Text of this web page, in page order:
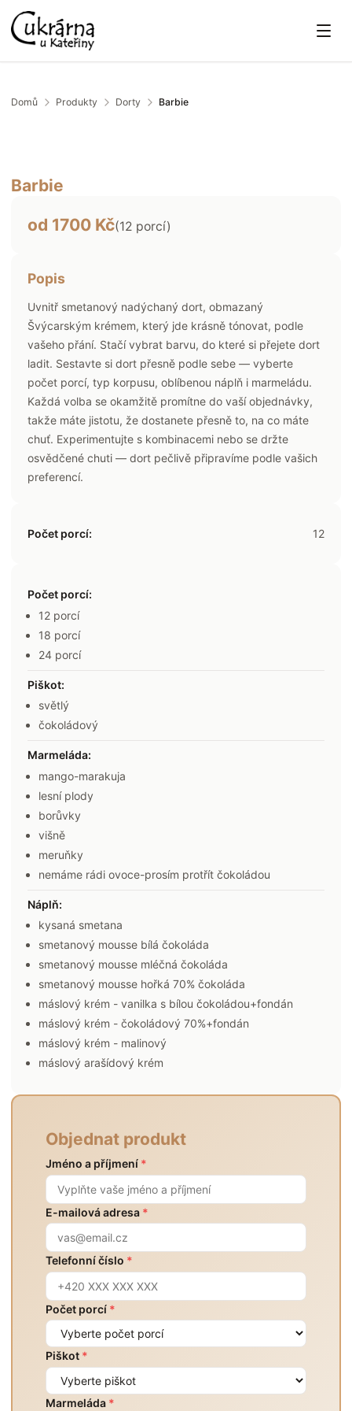
Domů Produkty Dorty Barbie
Barbie
od 1700 Kč(12 porcí)
Popis
Uvnitř smetanový nadýchaný dort, obmazaný
Švýcarským krémem, který jde krásně tónovat, podle
vašeho přání. Stačí vybrat barvu, do které si přejete dort
ladit. Sestavte si dort přesně podle sebe — vyberte
počet porcí, typ korpusu, oblíbenou náplň i marmeládu.
Každá volba se okamžitě promítne do vaší objednávky,
takže máte jistotu, že dostanete přesně to, na co máte
chuť. Experimentujte s kombinacemi nebo se držte
osvědčené chuti — dort pečlivě připravíme podle vašich
preferencí.
Počet porcí: 12
Počet porcí:
12 porcí
18 porcí
24 porcí
Piškot:
světlý
čokoládový
Marmeláda:
mango-marakuja
lesní plody
borůvky
višně
meruňky
nemáme rádi ovoce-prosím protřít čokoládou
Náplň:
kysaná smetana
smetanový mousse bílá čokoláda
smetanový mousse mléčná čokoláda
smetanový mousse hořká 70% čokoláda
máslový krém - vanilka s bílou čokoládou+fondán
máslový krém - čokoládový 70%+fondán
máslový krém - malinový
máslový arašídový krém
Objednat produkt
Jméno a příjmení *
E-mailová adresa *
Telefonní číslo *
Počet porcí *
Piškot *
Marmeláda *